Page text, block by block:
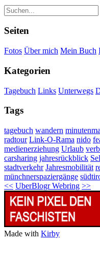
Seiten
Fotos Über mich Mein Buch
Kategorien
Tagebuch Links Unterwegs
Tags
tagebuch wandern
radtour Link-O-Rama nido
medienerziehung Urlaub
carsharing jahresrückblick
stadtverkehr Jahresmobilität
münchnerspaziergänge
<< UberBlogr Webring >>
Made with Kirby